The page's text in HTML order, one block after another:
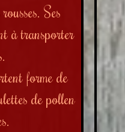
Ses
à transporter
forme de
de pollen